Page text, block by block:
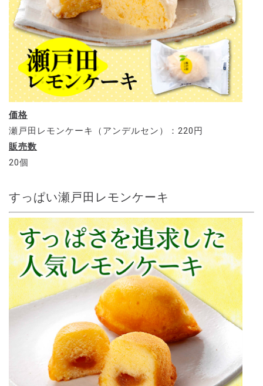
価格
瀬戸田レモンケーキ（アンデルセン）：220円
販売数
20個
すっぱい瀬戸田レモンケーキ